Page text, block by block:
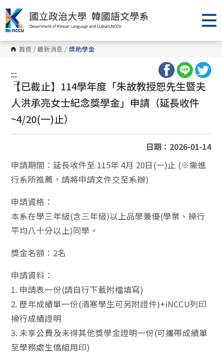
跳
到
主
要
內
容
區 首頁 /最新消息 / 獎助學金
:::
:::
【已截止】114學年度「朱故教授恕先生暨夫
人洪承亮女士紀念獎學金」申請（延長收件
~4/20(一)止）
日期：2026-01-14
申請期間：延長收件至 115年 4月 20日(一)止 (※需進
行系所推薦，請將申請文件交至系辦)
申請資格：
本系在學三年級(含三年級)以上品學兼優(學業、操行
平均八十分以上)同學。
獎金名額：2名
申請資料：
1. 申請表一份(請自行下載附檔填寫)
2. 歷年成績單一份(清寒學生可另附證件)+iNCCU列印
操行成績證明
3. 未享公費及未得其他獎學金證明一份(可攜帶成績單
至學務處生僑組用印)